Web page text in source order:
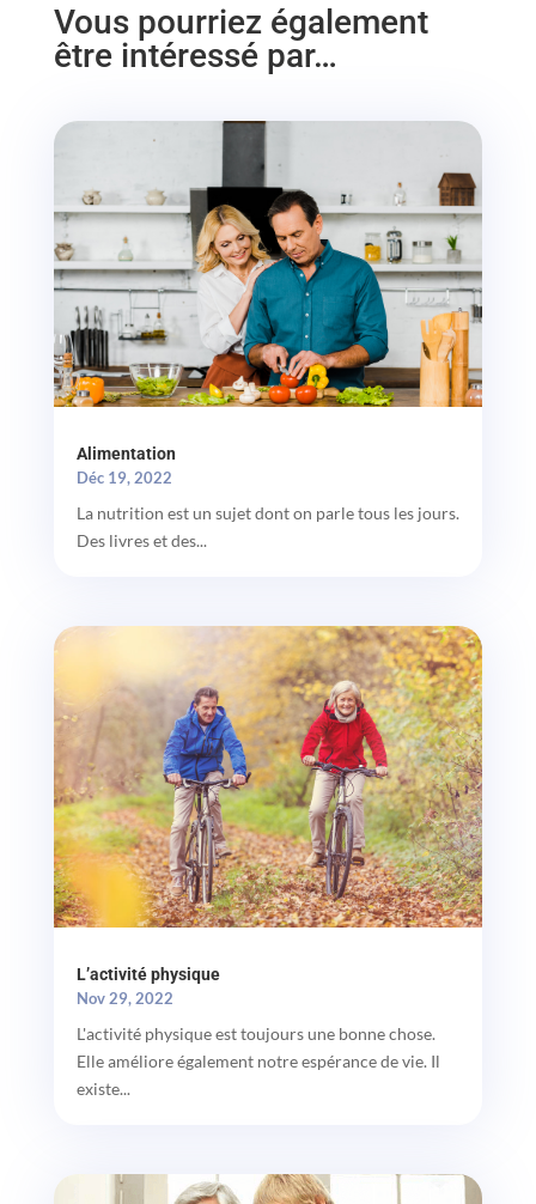
Vous pourriez également
être intéressé par…
Alimentation
Déc 19, 2022
La nutrition est un sujet dont on parle tous les jours.
Des livres et des...
L’activité physique
Nov 29, 2022
L'activité physique est toujours une bonne chose.
Elle améliore également notre espérance de vie. Il
existe...